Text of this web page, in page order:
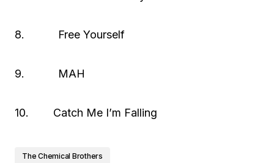
8. Free Yourself
9. MAH
10. Catch Me I’m Falling
The Chemical Brothers